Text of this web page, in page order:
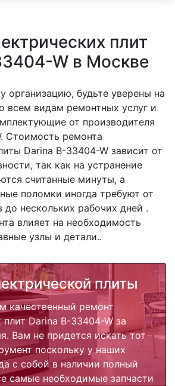
плит
W в Москве
организацию, будьте уверены на
всем видам ремонтных услуг и
от производителя
Стоимость ремонта
Darina B-33404-W зависит от
так как на устранение
считанные минуты, а
поломки иногда требуют от
до нескольких рабочих дней .
влияет на необходимость
узлы и детали..
плиты
качественный ремонт
плит Darina B-33404-W за
Вам не придется искать тот
поскольку у наших
с собой в наличии полный
самые необходимые запчасти